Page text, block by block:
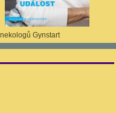
Gynstart